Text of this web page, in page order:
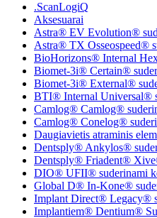
.ScanLogiQ
Aksesuarai
Astra® EV Evolution®
Astra® TX Osseospeed®
BioHorizons® Internal
Biomet-3i® Certain®
Biomet-3i® External®
BTI® Internal Universal®
Camlog® Camlog®
Camlog® Conelog®
Daugiavietis atraminis
Dentsply® Ankylos®
Dentsply® Friadent®
DIO® UFII® suderinami
Global D® In-Kone®
Implant Direct® Legacy®
Implantiem® Dentium®